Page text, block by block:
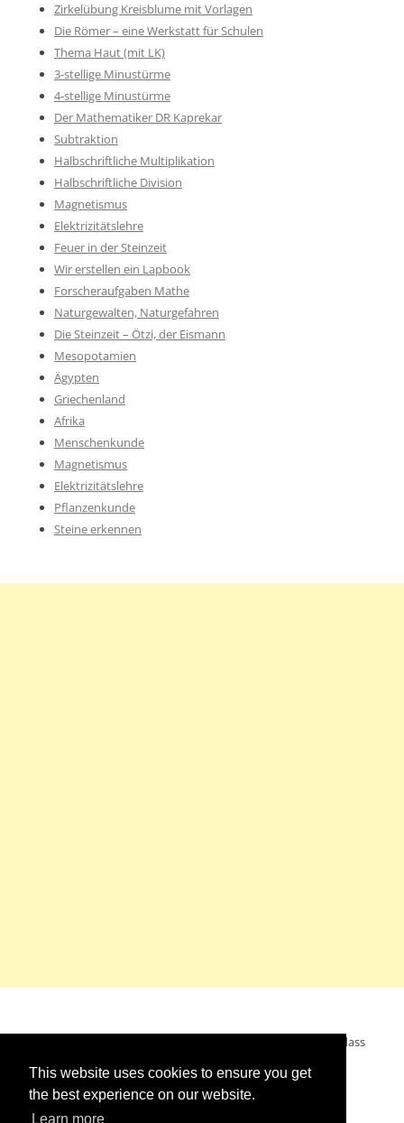
This website uses cookies to ensure you get
the best experience on our website.
Learn more
Zirkelübung Kreisblume mit Vorlagen
Die Römer – eine Werkstatt für Schulen
Thema Haut (mit LK)
3-stellige Minustürme
4-stellige Minustürme
Der Mathematiker DR Kaprekar
Subtraktion
Halbschriftliche Multiplikation
Halbschriftliche Division
Magnetismus
Elektrizitätslehre
Feuer in der Steinzeit
Wir erstellen ein Lapbook
Forscheraufgaben Mathe
Naturgewalten, Naturgefahren
Die Steinzeit – Ötzi, der Eismann
Mesopotamien
Ägypten
Griechenland
Afrika
Menschenkunde
Magnetismus
Elektrizitätslehre
Pflanzenkunde
Steine erkennen
Mein Wunsch: dass alle Menschen ohne Krieg leben dürfen, dass
alle Menschen den Krieg verurteilen und sich von den
Kriegstreibern abwenden. Das wünsche ich mir.